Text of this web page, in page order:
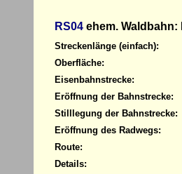
RS04 ehem. Waldbahn:
Streckenlänge (einfach):
Oberfläche:
Eisenbahnstrecke:
Eröffnung der Bahnstrecke:
Stilllegung der Bahnstrecke:
Eröffnung des Radwegs:
Route:
Details: